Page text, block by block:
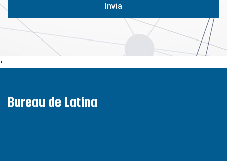
Invia
•
Bureau de Latina